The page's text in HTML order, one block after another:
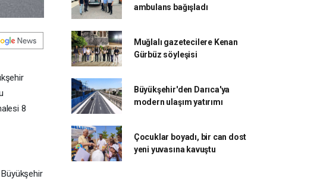
8
Büyükşehir
ambulans bağışladı
Muğlalı gazetecilere Kenan
Gürbüz söyleşisi
Büyükşehir'den Darıca'ya
modern ulaşım yatırımı
Çocuklar boyadı, bir can dost
yeni yuvasına kavuştu